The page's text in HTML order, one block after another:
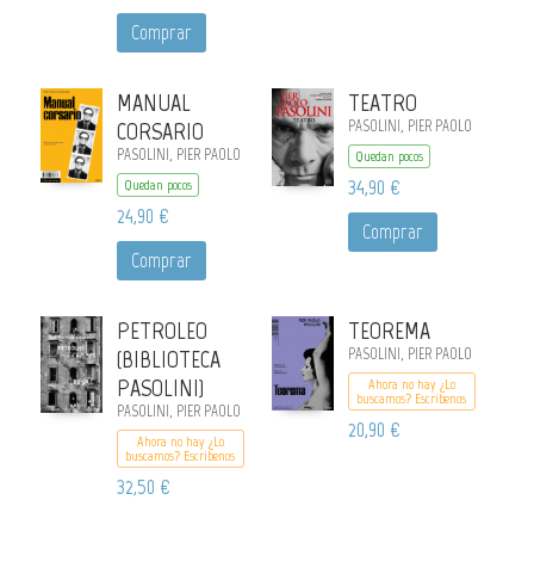
Comprar
MANUAL
CORSARIO
PASOLINI, PIER PAOLO
Quedan pocos
24,90 €
Comprar
TEATRO
PASOLINI, PIER PAOLO
Quedan pocos
34,90 €
Comprar
PETROLEO
(BIBLIOTECA
PASOLINI)
PASOLINI, PIER PAOLO
Ahora no hay ¿Lo
buscamos? Escribenos
32,50 €
TEOREMA
PASOLINI, PIER PAOLO
Ahora no hay ¿Lo
buscamos? Escribenos
20,90 €